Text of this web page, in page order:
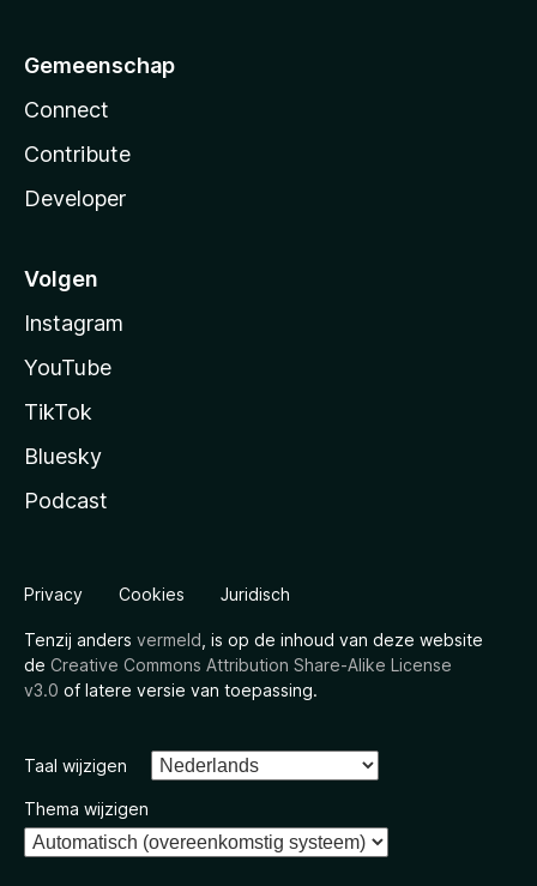
Gemeenschap
Connect
Contribute
Developer
Volgen
Instagram
YouTube
TikTok
Bluesky
Podcast
Privacy Cookies Juridisch
Tenzij anders vermeld , is op de inhoud van deze website
de Creative Commons Attribution Share-Alike License
v3.0 of latere versie van toepassing.
Taal wijzigen
Thema wijzigen